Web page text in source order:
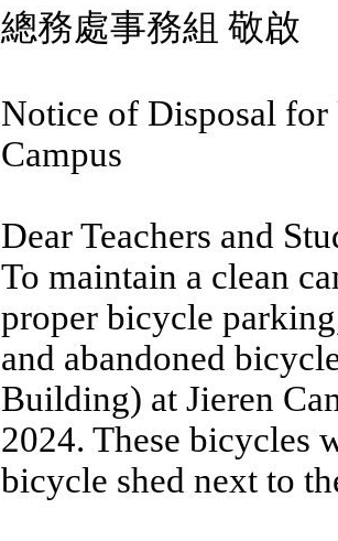
總務處事務組 敬啟
Notice of Disposal
Campus
Dear Teachers and
To maintain a clean
proper bicycle
and abandoned
Building) at Jieren
2024. These bicycles
bicycle shed next to